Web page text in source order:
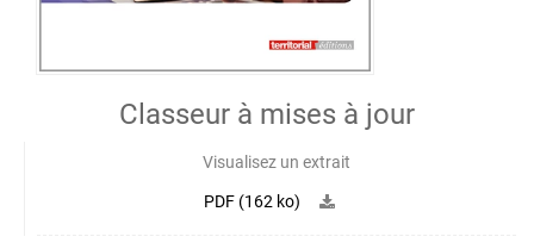
Classeur à mises à jour
Visualisez un extrait
PDF (162 ko)